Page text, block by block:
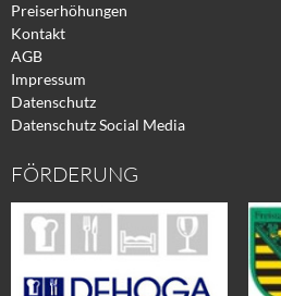
Preiserhöhungen
Kontakt
AGB
Impressum
Datenschutz
Datenschutz Social Media
FÖRDERUNG